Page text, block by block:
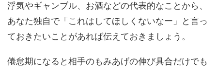
浮気やギャンブル、お酒などの代表的なことから、
あなた独自で「これはしてほしくないなー」と言っ
ておきたいことがあれば伝えておきましょう。
倦怠期になると相手のもみあげの伸び具合だけでも